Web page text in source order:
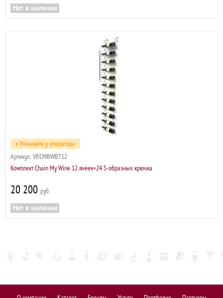
Нет в наличии
• Уточняйте у оператора
Артикул: VRCMBWBT12
Комплект Chain My Wine 12 ячеек+24 S-образных крючка
20 200 р
Нет в наличии